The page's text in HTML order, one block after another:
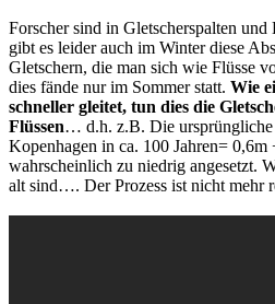
Forscher sind in Gletscherspalten
gibt es leider auch im Winter diese
Gletschern, die man sich wie Flüsse
dies fände nur im Sommer statt. Wie
schneller gleitet, tun dies die
Flüssen… d.h. z.B. Die ursprüngliche
Kopenhagen in ca. 100 Jahren= 0,6m
wahrscheinlich zu niedrig angesetzt.
alt sind…. Der Prozess ist nicht mehr